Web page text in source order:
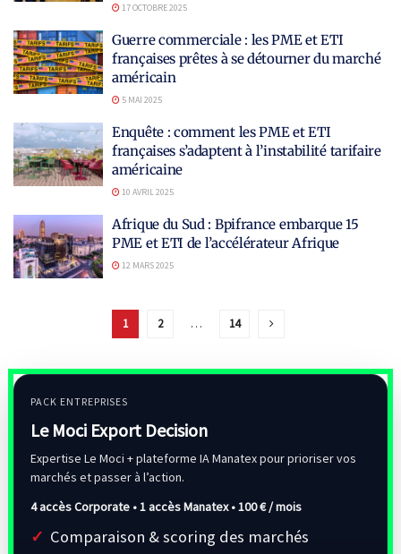
17 OCTOBRE 2025
Guerre commerciale : les PME et ETI
françaises prêtes à se détourner du marché
américain
5 MAI 2025
Enquête : comment les PME et ETI
françaises s’adaptent à l’instabilité tarifaire
américaine
10 AVRIL 2025
Afrique du Sud : Bpifrance embarque 15
PME et ETI de l’accélérateur Afrique
12 MARS 2025
1 2 … 14
PACK ENTREPRISES
Le Moci Export Decision
Expertise Le Moci + plateforme IA Manatex pour prioriser vos
marchés et passer à l’action.
4 accès Corporate • 1 accès Manatex •100 € / mois
Comparaison & scoring des marchés